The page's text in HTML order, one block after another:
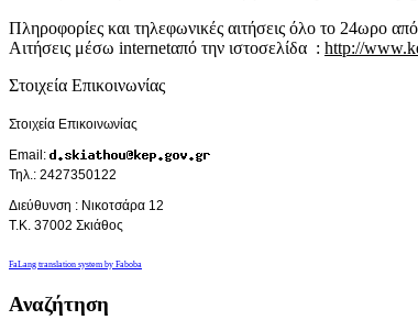
Πληροφορίες και τηλεφωνικές αιτήσεις όλο το 24ωρο
Αιτήσεις μέσω internetαπό την ιστοσελίδα : http://
Στοιχεία Επικοινωνίας
Στοιχεία Επικοινωνίας
Email:
Τηλ.: 2427350122
Διεύθυνση : Νικοτσάρα 12
Τ.Κ. 37002 Σκιάθος
FaLang translation system by Faboba
Αναζήτηση